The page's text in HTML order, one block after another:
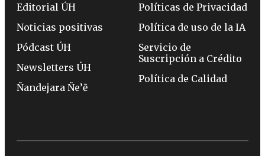
Editorial ÚH
Noticias positivas
Pódcast ÚH
Newsletters ÚH
Ñandejara Ñe’ẽ
Políticas de Privacidad
Política de uso de la IA
Servicio de
Suscripción a Crédito
Política de Calidad